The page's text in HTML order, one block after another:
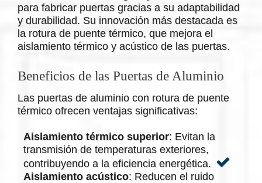
para fabricar puertas gracias a su adaptabilidad
y durabilidad. Su innovación más destacada es
la rotura de puente térmico, que mejora el
aislamiento térmico y acústico de las puertas.
Beneficios de las Puertas de Aluminio
Las puertas de aluminio con rotura de puente
térmico ofrecen ventajas significativas:
Aislamiento térmico superior: Evitan la
transmisión de temperaturas exteriores,
contribuyendo a la eficiencia energética.
Aislamiento acústico: Reducen el ruido